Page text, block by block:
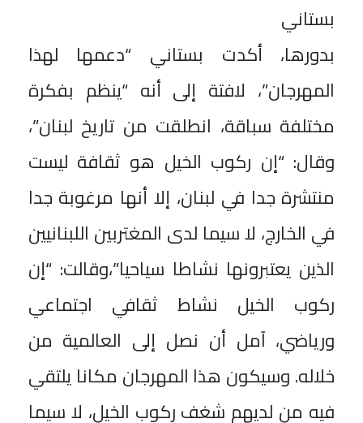
بستاني
بدورها، أكدت بستاني “دعمها لهذا
المهرجان”، لافتة إلى أنه “ينظم بفكرة
مختلفة سباقة، انطلقت من تاريخ لبنان”،
وقال: “إن ركوب الخيل هو ثقافة ليست
منتشرة جدا في لبنان، إلا أنها مرغوبة جدا
في الخارج، لا سيما لدى المغتربين اللبنانيين
الذين يعتبرونها نشاطا سياحيا”،وقالت: “إن
ركوب الخيل نشاط ثقافي اجتماعي
ورياضي، آمل أن نصل إلى العالمية من
خلاله. وسيكون هذا المهرجان مكانا يلتقي
فيه من لديهم شغف ركوب الخيل، لا سيما